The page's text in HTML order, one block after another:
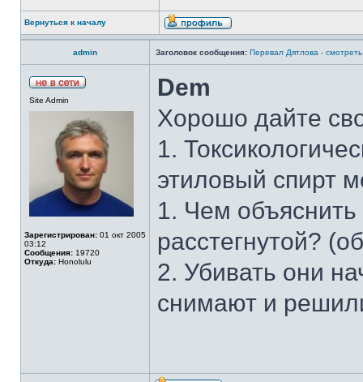
Вернуться к началу
admin Заголовок сообщения: Перевал Дятлова -
Site Admin
Зарегистрирован: 01 окт 2005
03:12
Сообщения: 19720
Откуда: Honolulu
Dem
Хорошо дайте
1.
этиловый спирт
1. Чем
расстегнутой?
2. Убивать они
снимают и